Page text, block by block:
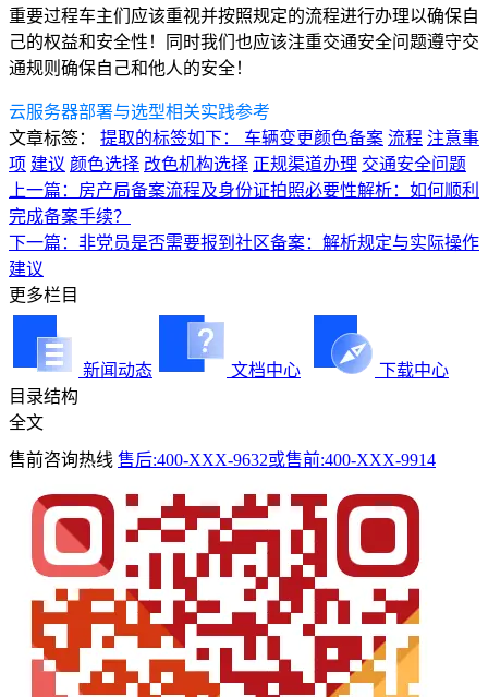
重要过程车主们应该重视并按照规定的流程进行办理以确保自
己的权益和安全性！同时我们也应该注重交通安全问题遵守交
通规则确保自己和他人的安全！
云服务器部署与选型相关实践参考
文章标签：
提取的标签如下： 车辆变更颜色备案 流程 注意事
项 建议 颜色选择 改色机构选择 正规渠道办理 交通安全问题
上一篇：房产局备案流程及身份证拍照必要性解析：如何顺利
完成备案手续？
下一篇：非党员是否需要报到社区备案：解析规定与实际操作
建议
更多栏目
新闻动态 文档中心
下载中心
目录结构
全文
售前咨询热线 售后:400-XXX-9632或售前:400-XXX-9914